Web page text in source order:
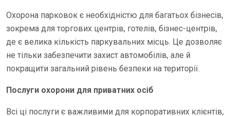
Охорона парковок є необхідністю для багатьох бізнесів,
зокрема для торгових центрів, готелів, бізнес-центрів,
де є велика кількість паркувальних місць. Це дозволяє
не тільки забезпечити захист автомобілів, але й
покращити загальний рівень безпеки на території.
Послуги охорони для приватних осіб
Всі ці послуги є важливими для корпоративних клієнтів,